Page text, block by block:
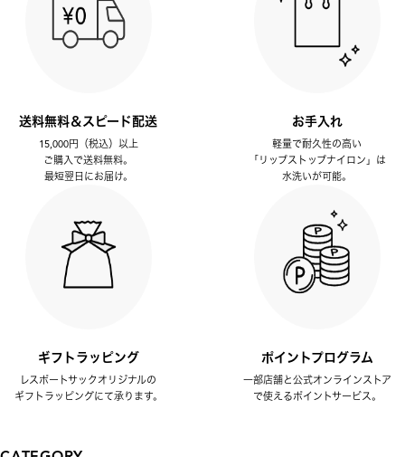
送料無料＆スピード配送
15,000円（税込）以上
ご購入で送料無料。
最短翌日にお届け。
お手入れ
軽量で耐久性の高い
「リップストップナイロン」は
水洗いが可能。
ギフトラッピング
レスポートサックオリジナルの
ギフトラッピングにて承ります。
ポイントプログラム
一部店舗と公式オンラインストア
で使えるポイントサービス。